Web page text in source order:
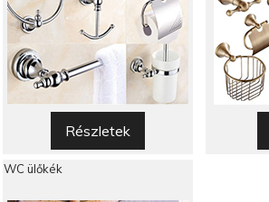
Részletek
WC ülőkék